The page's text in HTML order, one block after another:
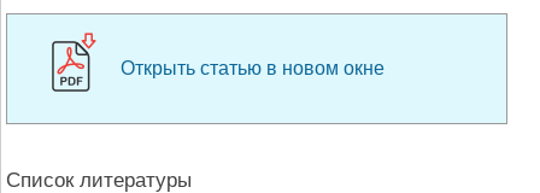
Открыть статью в новом окне
Список литературы